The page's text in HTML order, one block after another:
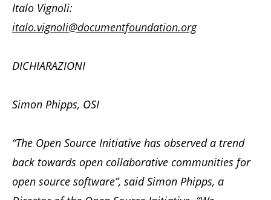
Italo Vignoli:
italo.vignoli@documentfoundation.org
DICHIARAZIONI
Simon Phipps, OSI
“The Open Source Initiative has observed a trend
back towards open collaborative communities for
open source software”, said Simon Phipps, a